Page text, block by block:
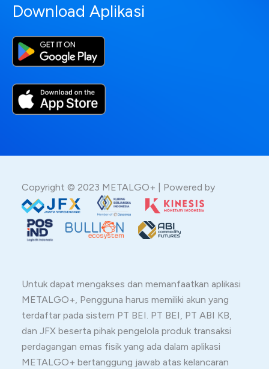
Download Aplikasi
Copyright © 2023 METALGO+ | Powered by
Untuk dapat mengakses dan memanfaatkan aplikasi
METALGO+, Pengguna harus memiliki akun yang
terdaftar pada sistem PT BEI. PT BEI, PT ABI KB,
dan JFX beserta pihak pengelola produk transaksi
perdagangan emas fisik yang ada dalam aplikasi
METALGO+ bertanggung jawab atas kelancaran